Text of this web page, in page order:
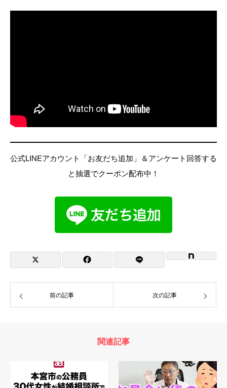
公式LINEアカウント「お友だち追加」＆アンケート回答する
と抽選でクーポン配布中！
前の記事 次の記事
関連記事